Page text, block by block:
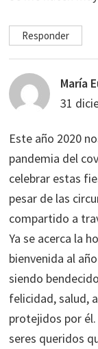
Responder
María
31
Este año 2020
pandemia del
celebrar estas
pesar de las
compartido a
Ya se acerca la
bienvenida al
siendo
felicidad, salud,
protejidos por
seres queridos